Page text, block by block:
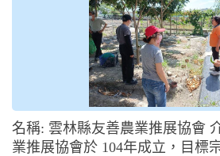
名稱: 雲林縣友善農業推展協會
業推展協會於 104年成立，目標